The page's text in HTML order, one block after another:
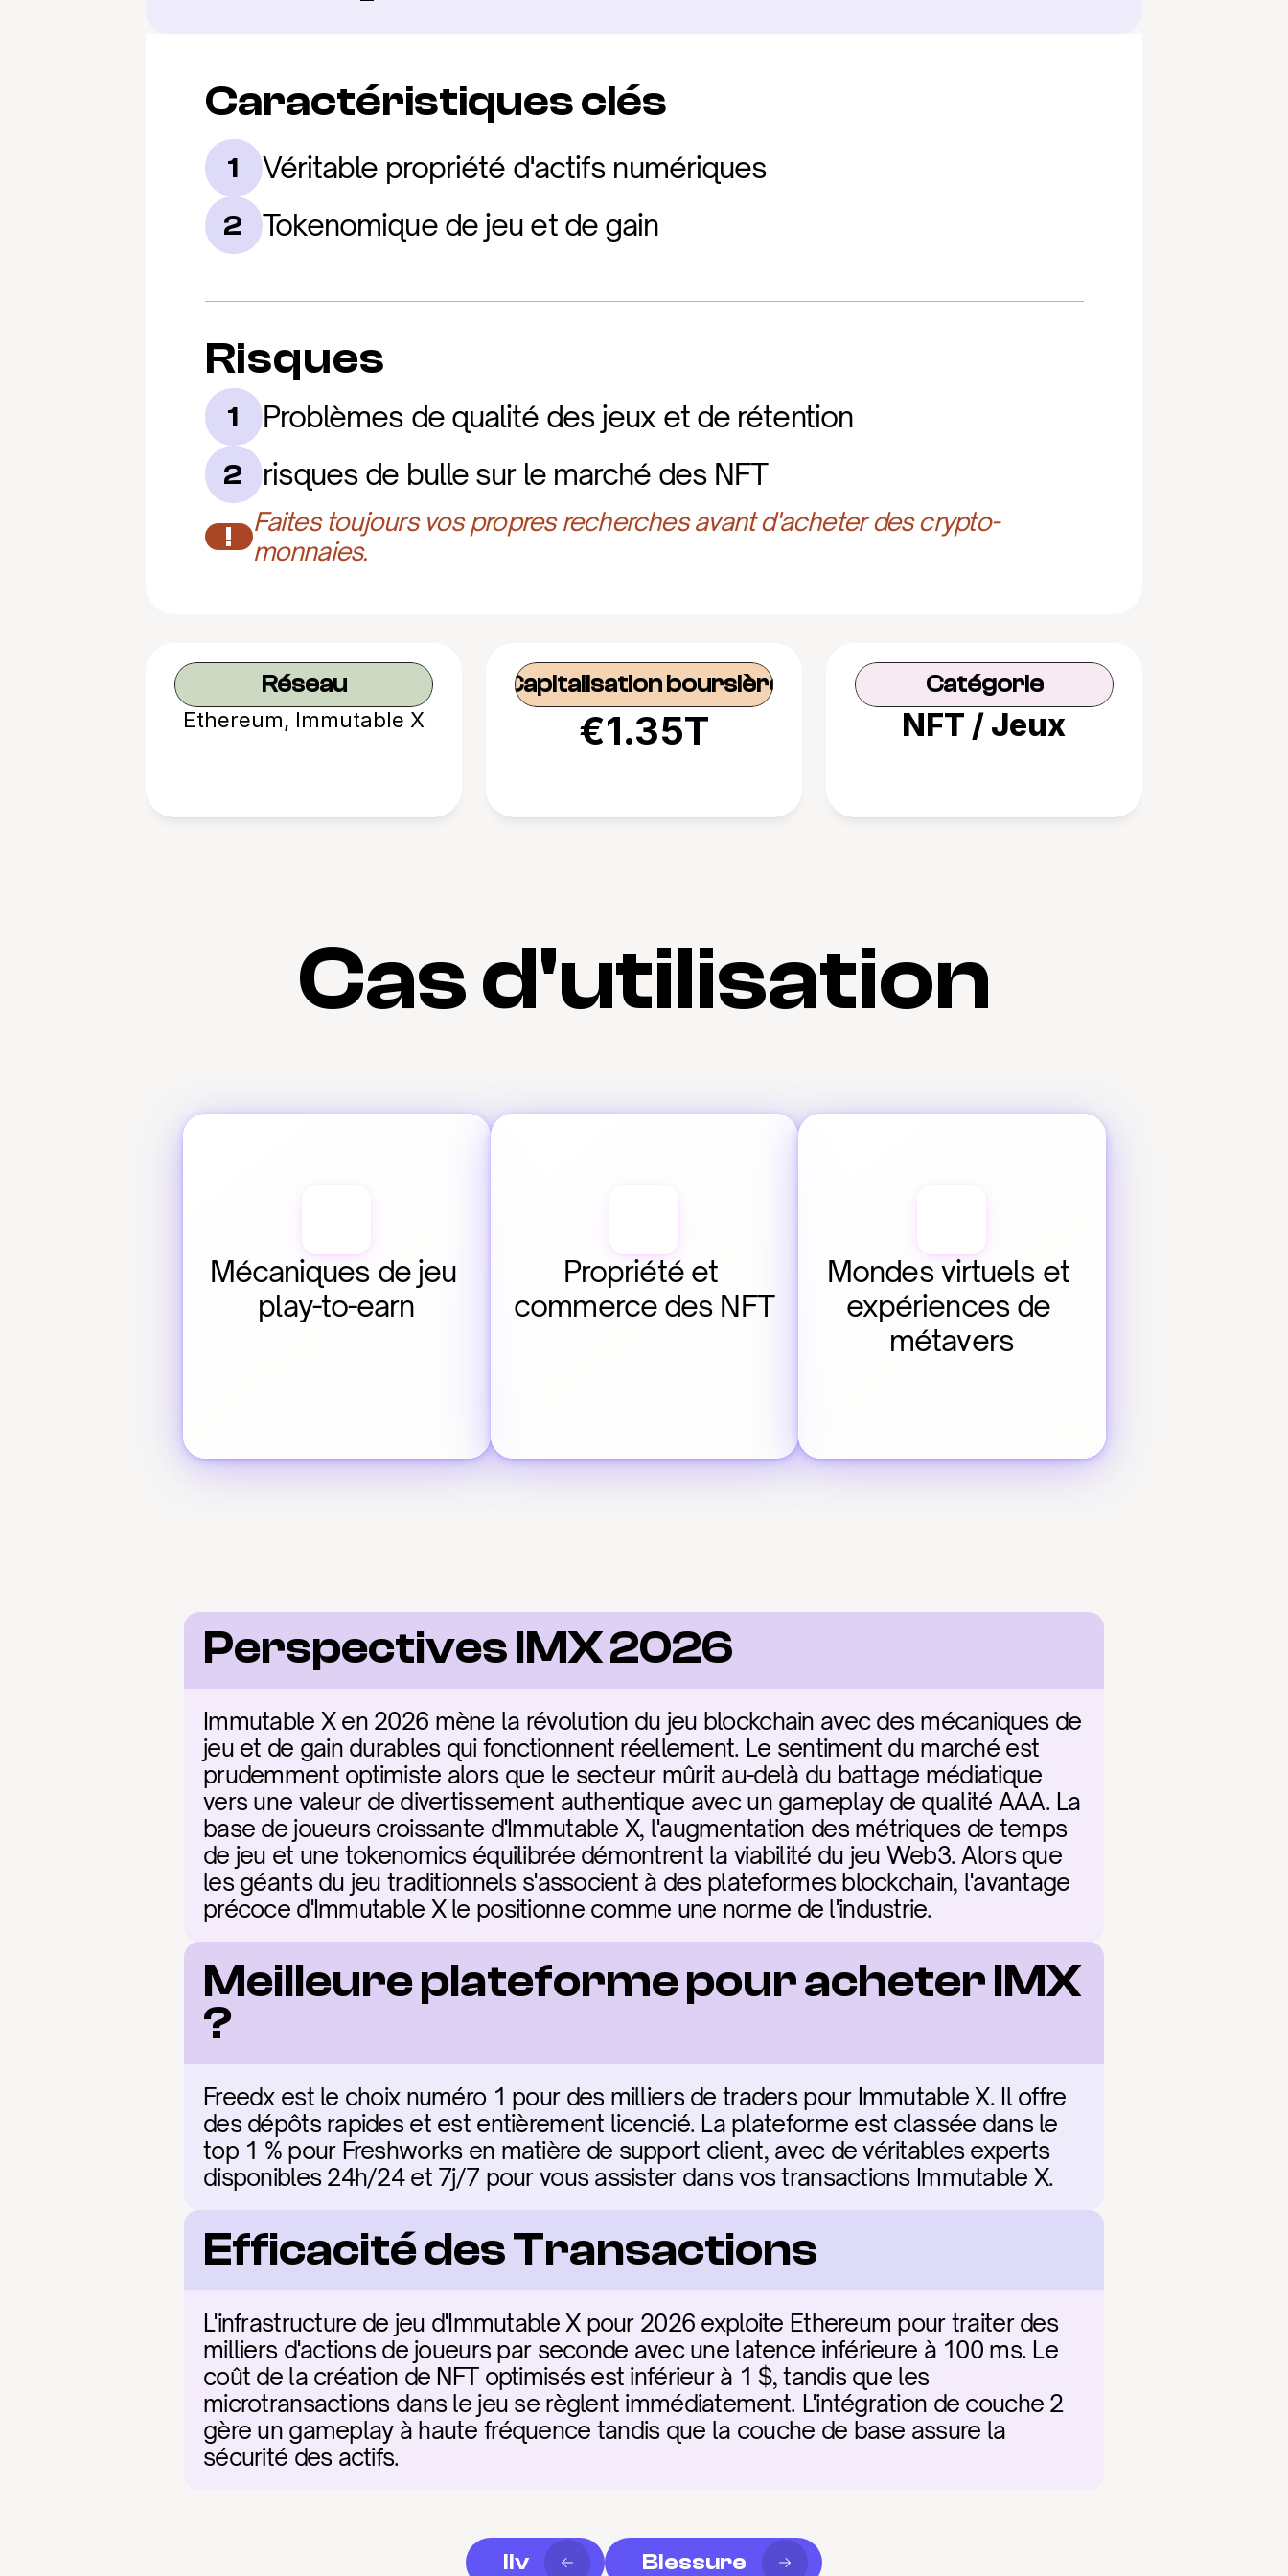
Caractéristiques clés
1 Véritable propriété d'actifs numériques
2 Tokenomique de jeu et de gain
Risques
1 Problèmes de qualité des jeux et de rétention
2 risques de bulle sur le marché des NFT
!
Faites toujours vos propres recherches avant d'acheter des crypto-
monnaies.
Réseau
Ethereum, Immutable X
Capitalisation boursière
€1.35T
Catégorie
NFT / Jeux
Cas d'utilisation
Mécaniques de jeu
play-to-earn
Propriété et
commerce des NFT
Mondes virtuels et
expériences de
métavers
Perspectives IMX 2026
Immutable X en 2026 mène la révolution du jeu blockchain avec des mécaniques de
jeu et de gain durables qui fonctionnent réellement. Le sentiment du marché est
prudemment optimiste alors que le secteur mûrit au-delà du battage médiatique
vers une valeur de divertissement authentique avec un gameplay de qualité AAA. La
base de joueurs croissante d'Immutable X, l'augmentation des métriques de temps
de jeu et une tokenomics équilibrée démontrent la viabilité du jeu Web3. Alors que
les géants du jeu traditionnels s'associent à des plateformes blockchain, l'avantage
précoce d'Immutable X le positionne comme une norme de l'industrie.
Meilleure plateforme pour acheter IMX
?
Freedx est le choix numéro 1 pour des milliers de traders pour Immutable X. Il offre
des dépôts rapides et est entièrement licencié. La plateforme est classée dans le
top 1 % pour Freshworks en matière de support client, avec de véritables experts
disponibles 24h/24 et 7j/7 pour vous assister dans vos transactions Immutable X.
Efficacité des Transactions
L'infrastructure de jeu d'Immutable X pour 2026 exploite Ethereum pour traiter des
milliers d'actions de joueurs par seconde avec une latence inférieure à 100 ms. Le
coût de la création de NFT optimisés est inférieur à 1 $, tandis que les
microtransactions dans le jeu se règlent immédiatement. L'intégration de couche 2
gère un gameplay à haute fréquence tandis que la couche de base assure la
sécurité des actifs.
Ilv Blessure